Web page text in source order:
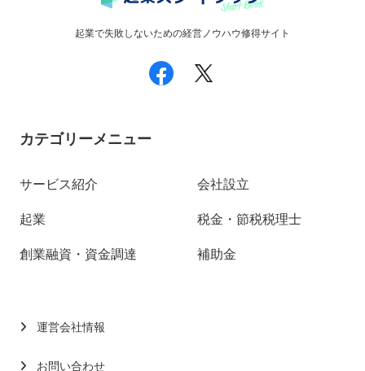
起業で失敗しないための経営ノウハウ修得サイト
カテゴリーメニュー
サービス紹介
起業
創業融資・資金調達
会社設立
税金・節税税理士
補助金
運営会社情報
お問い合わせ